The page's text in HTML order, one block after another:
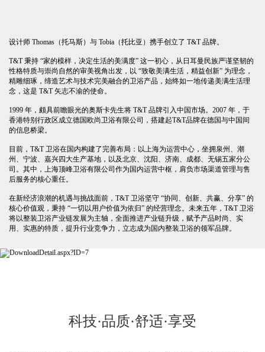
设计师 Thomas（托马斯）与 Tobia（托比亚）携手创立了 T&T 品牌。
T&T 秉持 “家的模样，决定生活的美满度” 这一初心，从日耳曼民族严谨坚韧的
性格特质与崇尚自然的审美视角出发，以 “致敬美满生活，精益创新” 为理念，
精雕细琢，缔造艺术与技术完美融合的卫浴产品，始终如一地传递美满生活理
念，这是 T&T 矢志不渝的使命。
1999 年，颇具前瞻眼光的奥斯卡先生将 T&T 品牌引入中国市场。2007 年，于
香港特别行政区成立德国欧尚卫浴有限公司，搭建起T&T品牌在德国与中国间
的信息桥梁。
目前，T&T 卫浴在国内构建了完善布局：以上海为运营中心，坐拥泉州、潮
州、宁波、嘉兴四大生产基地，以及北京、沈阳、济南、成都、无锡五家分公
司。其中，上海顶峰卫浴有限公司作为国内运营中枢，肩负市场渠道管理与售
后服务的核心重任。
在新经济浪潮的机遇与挑战面前，T&T 卫浴坚守 “协同、创新、共赢、分享” 的
核心价值观，秉持 “一切以用户价值为依归” 的经营理念。未来五年，T&T 卫浴
将以整装卫浴产业链发展为主轴，全面推进产业链升级，赋予产品时尚、实
用、实惠的特质，提升行业竞争力，立志成为国内整装卫浴的领军品牌。
科技·品质·舒适·享受